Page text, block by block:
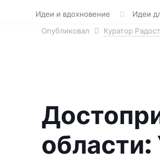
Идеи и вдохновение Идеи
Опубликовал
Куратор